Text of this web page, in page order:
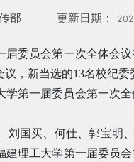
部 更新日期：
届委员会第一次全体会
，新当选的13名校纪委
第一届委员会第一次
刘国买、何仕、郭宝明
理工大学第一届委员